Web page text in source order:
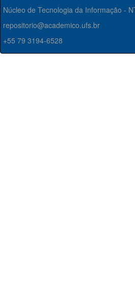
Núcleo de Tecnologia da Informação -
repositorio@academico.ufs.br
+55 79 3194-6528